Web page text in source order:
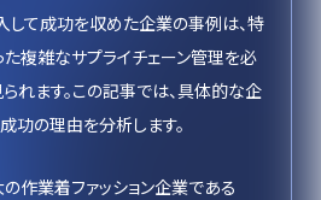
して成功を収めた企業の事例は、特
複雑なサプライチェーン管理を必
れます。この記事では、具体的な企
功の理由を分析します。
の作業着ファッション企業である